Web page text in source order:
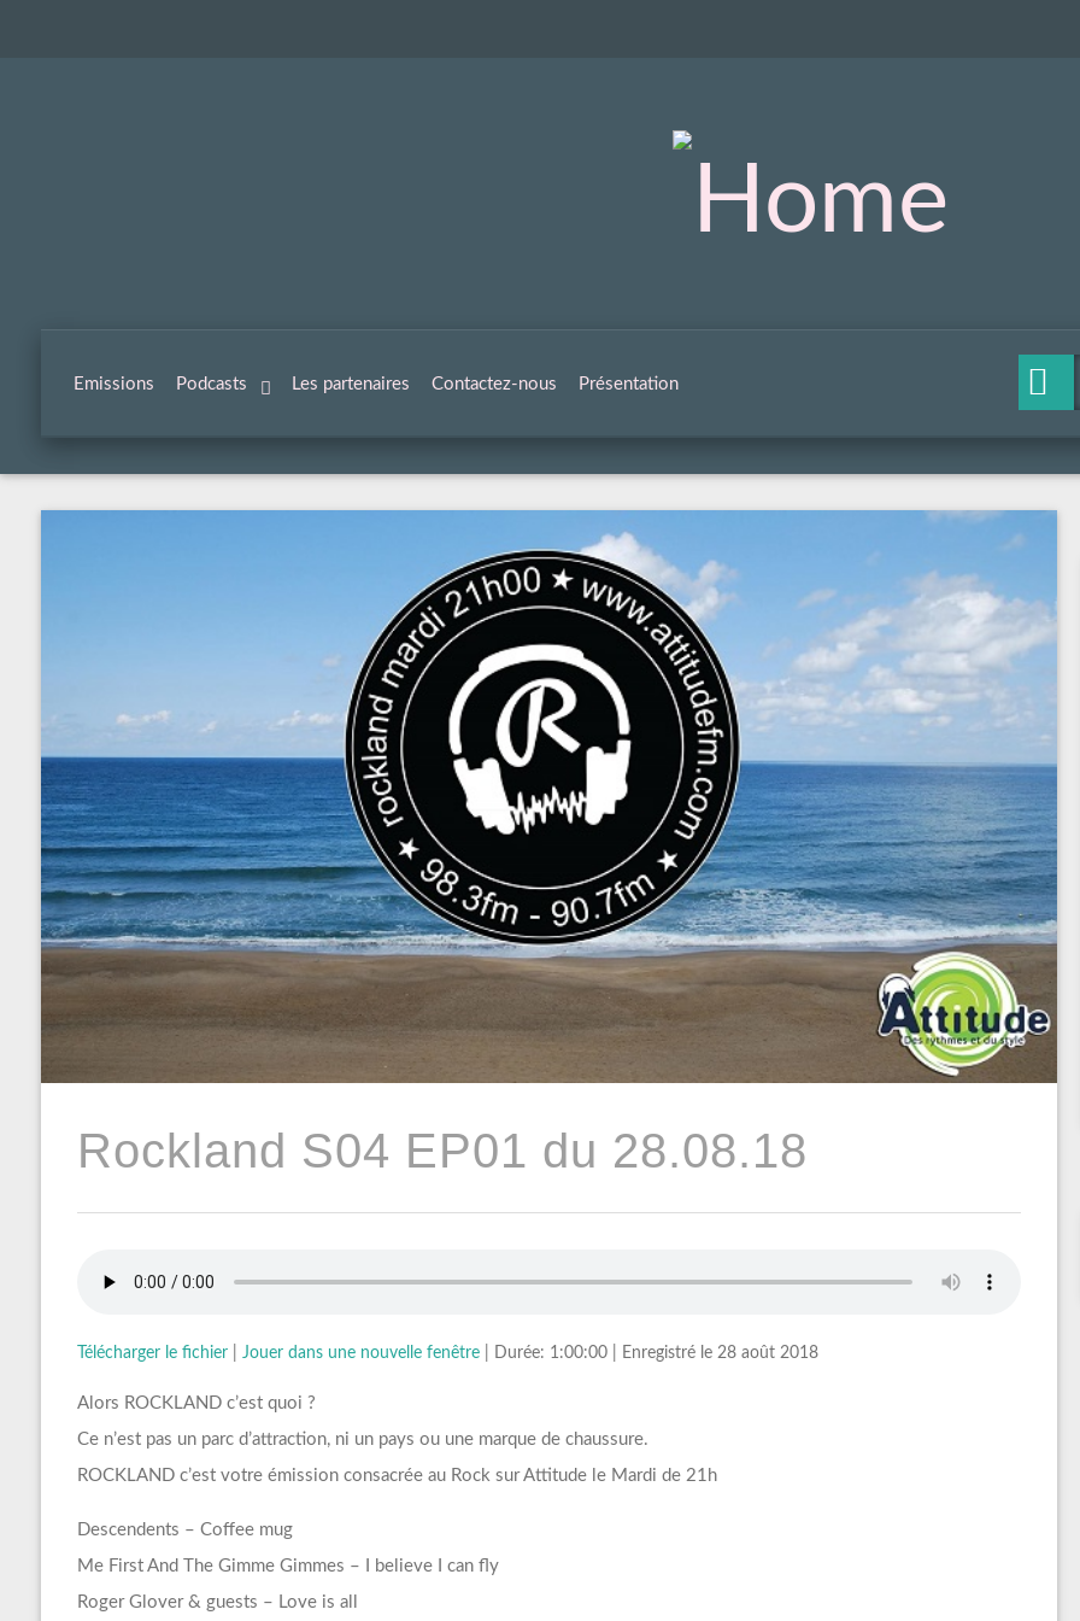
Emissions Podcasts Les partenaires Contactez-nous Présentation
Rockland S04 EP01 du 28.08.18
Télécharger le fichier| Jouer dans une nouvelle fenêtre| Durée: 1:00:00| Enregistré le 28 août 2018
Alors ROCKLAND c’est quoi ?
Ce n’est pas un parc d’attraction, ni un pays ou une marque de chaussure.
ROCKLAND c’est votre émission consacrée au Rock sur Attitude le Mardi de 21h
Descendents – Coffee mug
Me First And The Gimme Gimmes – I believe I can fly
Roger Glover & guests – Love is all